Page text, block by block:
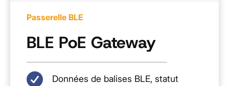
Passerelle BLE
BLE PoE Gateway
Données de balises BLE, statut